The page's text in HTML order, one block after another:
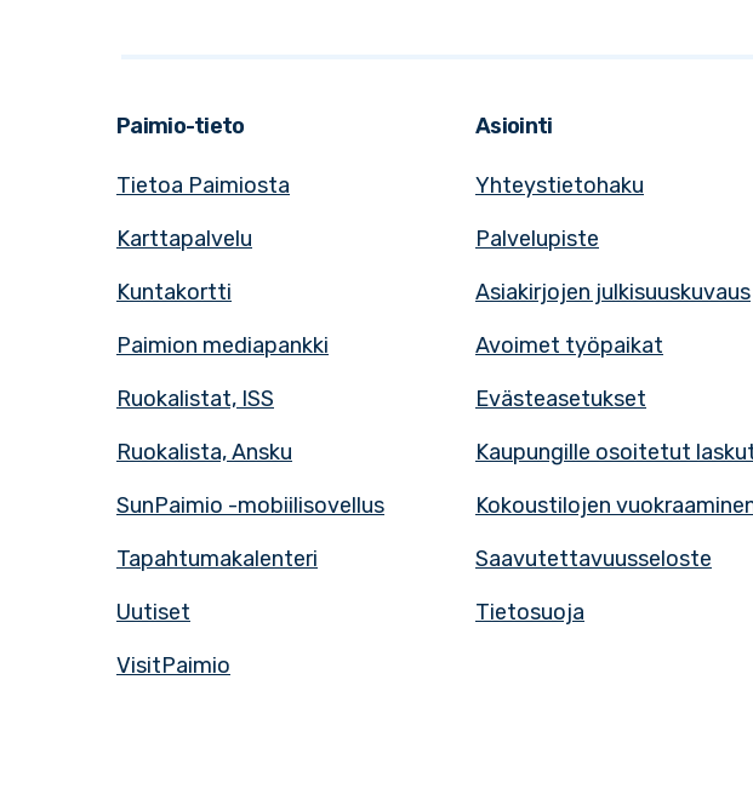
Paimio-tieto
Tietoa Paimiosta
Karttapalvelu
Kuntakortti
Paimion mediapankki
Ruokalistat, ISS
Ruokalista, Ansku
SunPaimio -mobiilisovellus
Tapahtumakalenteri
Uutiset
VisitPaimio
Asiointi
Yhteystietohaku
Palvelupiste
Asiakirjojen julkisuuskuvaus
Avoimet työpaikat
Evästeasetukset
Kaupungille osoitetut
Kokoustilojen
Saavutettavuusseloste
Tietosuoja